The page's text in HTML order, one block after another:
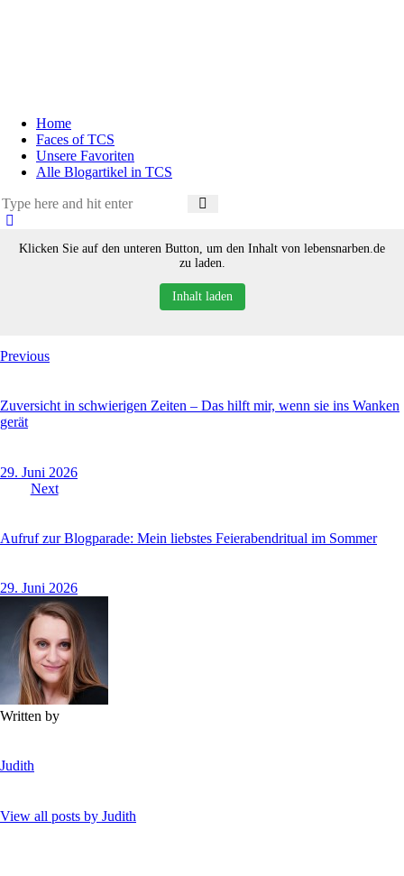
Home
Faces of TCS
Unsere Favoriten
Alle Blogartikel in TCS
Klicken Sie auf den unteren Button, um den Inhalt von lebensnarben.de
zu laden.
Inhalt laden
Previous
Zuversicht in schwierigen Zeiten – Das hilft mir, wenn sie ins Wanken
gerät
29. Juni 2026
Next
Aufruf zur Blogparade: Mein liebstes Feierabendritual im Sommer
29. Juni 2026
Written by
Judith
View all posts by Judith